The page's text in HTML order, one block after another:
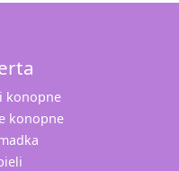
konopne
konopne